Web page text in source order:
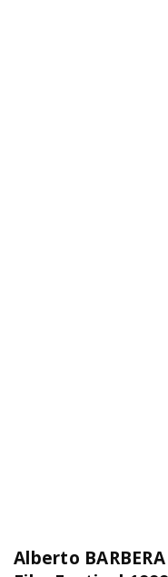
Alberto